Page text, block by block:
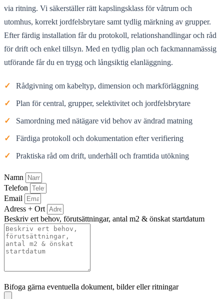
via ritning. Vi säkerställer rätt kapslingsklass för våtrum och
utomhus, korrekt jordfelsbrytare samt tydlig märkning av grupper.
Efter färdig installation får du protokoll, relationshandlingar och råd
för drift och enkel tillsyn. Med en tydlig plan och fackmannamässig
utförande får du en trygg och långsiktig elanläggning.
✓ Rådgivning om kabeltyp, dimension och markförläggning
✓ Plan för central, grupper, selektivitet och jordfelsbrytare
✓ Samordning med nätägare vid behov av ändrad matning
✓ Färdiga protokoll och dokumentation efter verifiering
✓ Praktiska råd om drift, underhåll och framtida utökning
Namn
Telefon
Email
Adress + Ort
Beskriv ert behov, förutsättningar, antal m2 & önskat startdatum
Bifoga gärna eventuella dokument, bilder eller ritningar